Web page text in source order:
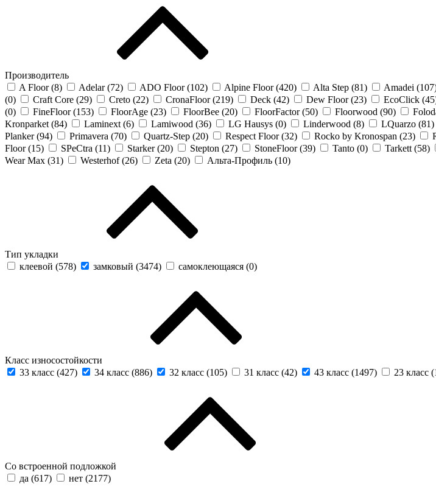
Производитель
A Floor (8) Adelar (72) ADO Floor (102) Alpine Floor (420) Alta Step (81) Amadei (107
(0) Craft Core (29) Creto (22) CronaFloor (219) Deck (42) Dew Floor (23) EcoClick (45
(0) FineFloor (153) FloorAge (23) FloorBee (20) FloorFactor (50) Floorwood (90)
Kronparket (84) Laminext (6) Lamiwood (36) LG Hausys (0) Linderwood (8) LQuarzo (81)
Planker (94) Primavera (70) Quartz-Step (20) Respect Floor (32) Rocko by Kronospan (23)
Floor (15) SPeCtra (11) Starker (20) Stepton (27) StoneFloor (39) Tanto (0) Tarkett (58)
Wear Max (31) Westerhof (26) Zeta (20) Альта-Профиль (10)
Тип укладки
клеевой (578) замковый (3474) самоклеющаяся (0)
Класс износостойкости
33 класс (427) 34 класс (886) 32 класс (105) 31 класс (42) 43 класс (1497) 23 класс (
Со встроенной подложкой
да (617) нет (2177)